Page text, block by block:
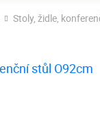
Stoly, židle,